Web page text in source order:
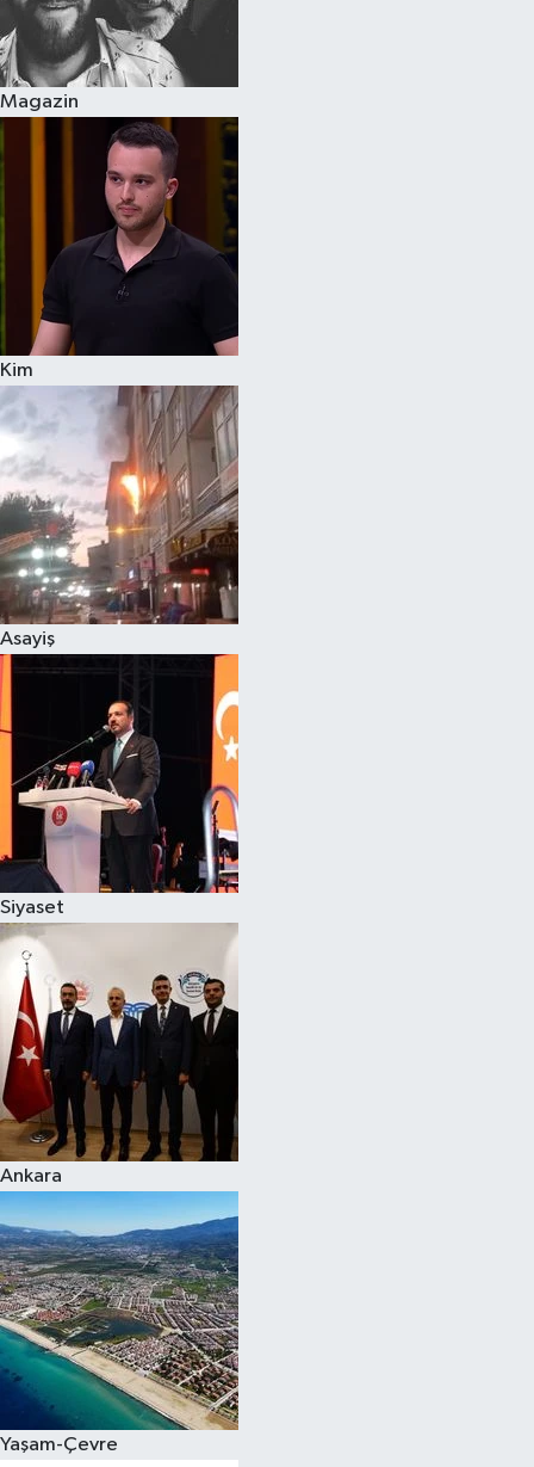
Magazin
Kim
Asayiş
Siyaset
Ankara
Yaşam-Çevre
Spor
Burç Yorumları
Çocuk
Eğitim
Hava Durumu
Kadın
Kim kimdir?
Kültür Sanat
Sağlık
Siyaset
Teknoloji
Televizyon
Yaşam-Çevre